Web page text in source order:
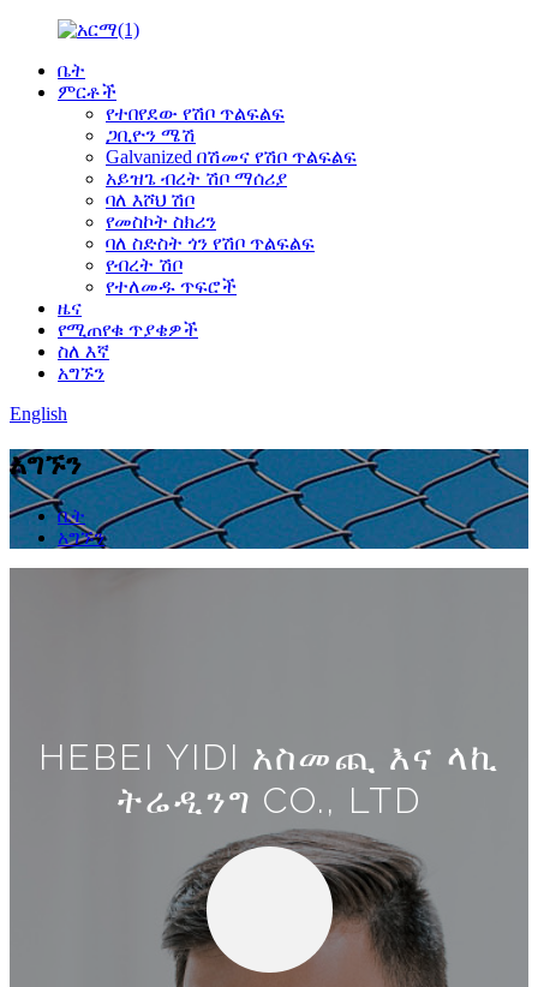
ቤት
ምርቶች
የተበየደው የሽቦ ጥልፍልፍ
ጋቢዮን ሜሽ
Galvanized በሽመና የሽቦ ጥልፍልፍ
አይዝጌ ብረት ሽቦ ማሰሪያ
ባለ እሾህ ሽቦ
የመስኮት ስክሪን
ባለ ስድስት ጎን የሽቦ ጥልፍልፍ
የብረት ሽቦ
የተለመዱ ጥፍሮች
ዜና
የሚጠየቁ ጥያቄዎች
ስለ እኛ
አግኙን
English
አግኙን
ቤት
አግኙን
HEBEI YIDI አስመጪ እና ላኪ
ትሬዲንግ CO., LTD